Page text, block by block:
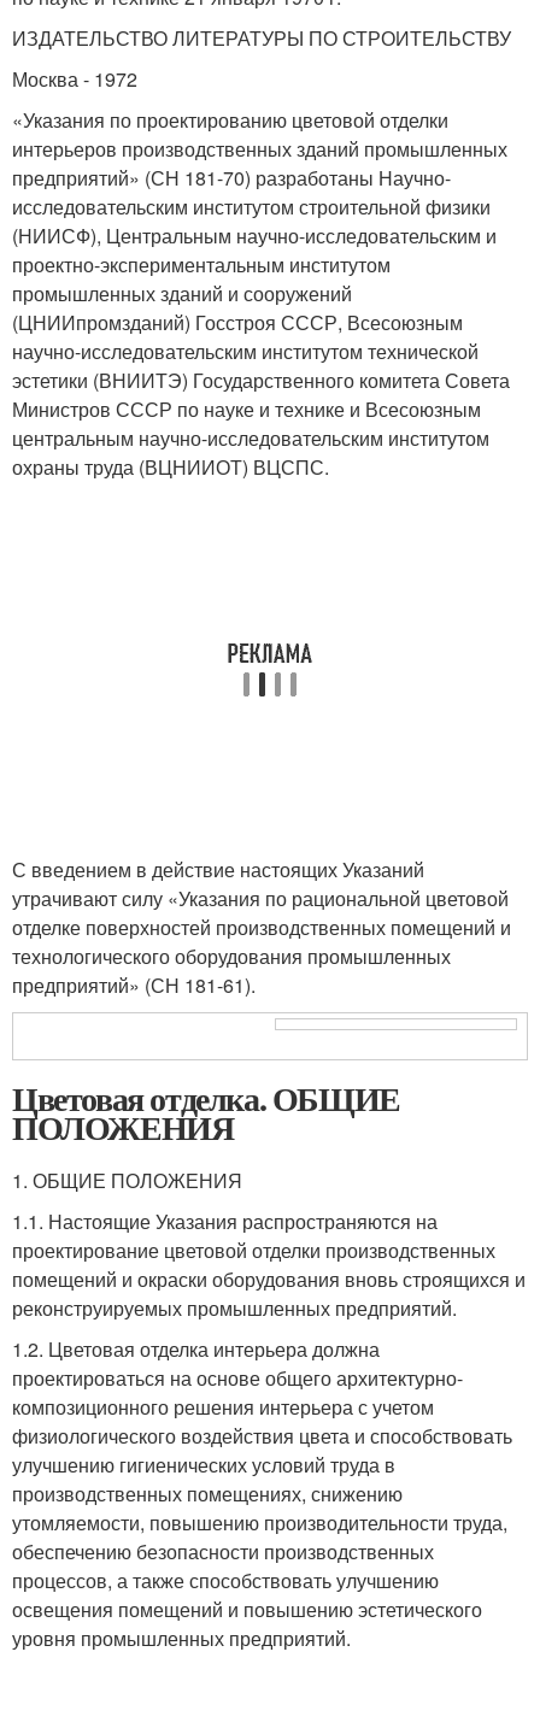
ИЗДАТЕЛЬСТВО ЛИТЕРАТУРЫ ПО СТРОИТЕЛЬСТВУ
Москва - 1972
«Указания по проектированию цветовой отделки
интерьеров производственных зданий промышленных
предприятий» (СН 181-70) разработаны Научно-
исследовательским институтом строительной физики
(НИИСФ), Центральным научно-исследовательским и
проектно-экспериментальным институтом
промышленных зданий и сооружений
(ЦНИИпромзданий) Госстроя СССР, Всесоюзным
научно-исследовательским институтом технической
эстетики (ВНИИТЭ) Государственного комитета Совета
Министров СССР по науке и технике и Всесоюзным
центральным научно-исследовательским институтом
охраны труда (ВЦНИИОТ) ВЦСПС.
С введением в действие настоящих Указаний
утрачивают силу «Указания по рациональной цветовой
отделке поверхностей производственных помещений и
технологического оборудования промышленных
предприятий» (СН 181-61).
Цветовая отделка. ОБЩИЕ
ПОЛОЖЕНИЯ
1. ОБЩИЕ ПОЛОЖЕНИЯ
1.1. Настоящие Указания распространяются на
проектирование цветовой отделки производственных
помещений и окраски оборудования вновь строящихся и
реконструируемых промышленных предприятий.
1.2. Цветовая отделка интерьера должна
проектироваться на основе общего архитектурно-
композиционного решения интерьера с учетом
физиологического воздействия цвета и способствовать
улучшению гигиенических условий труда в
производственных помещениях, снижению
утомляемости, повышению производительности труда,
обеспечению безопасности производственных
процессов, а также способствовать улучшению
освещения помещений и повышению эстетического
уровня промышленных предприятий.